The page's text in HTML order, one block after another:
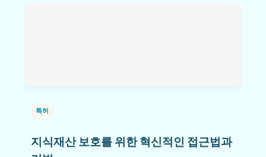
특허
지식재산 보호를 위한 혁신적인 접근법과